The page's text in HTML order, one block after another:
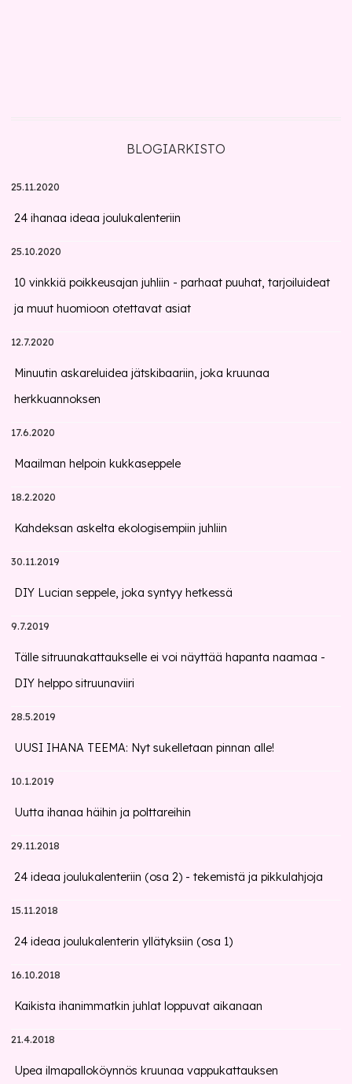
BLOGIARKISTO
25.11.2020
24 ihanaa ideaa joulukalenteriin
25.10.2020
10 vinkkiä poikkeusajan juhliin - parhaat puuhat, tarjoiluideat
ja muut huomioon otettavat asiat
12.7.2020
Minuutin askareluidea jätskibaariin, joka kruunaa
herkkuannoksen
17.6.2020
Maailman helpoin kukkaseppele
18.2.2020
Kahdeksan askelta ekologisempiin juhliin
30.11.2019
DIY Lucian seppele, joka syntyy hetkessä
9.7.2019
Tälle sitruunakattaukselle ei voi näyttää hapanta naamaa -
DIY helppo sitruunaviiri
28.5.2019
UUSI IHANA TEEMA: Nyt sukelletaan pinnan alle!
10.1.2019
Uutta ihanaa häihin ja polttareihin
29.11.2018
24 ideaa joulukalenteriin (osa 2) - tekemistä ja pikkulahjoja
15.11.2018
24 ideaa joulukalenterin yllätyksiin (osa 1)
16.10.2018
Kaikista ihanimmatkin juhlat loppuvat aikanaan
21.4.2018
Upea ilmapalloköynnös kruunaa vappukattauksen